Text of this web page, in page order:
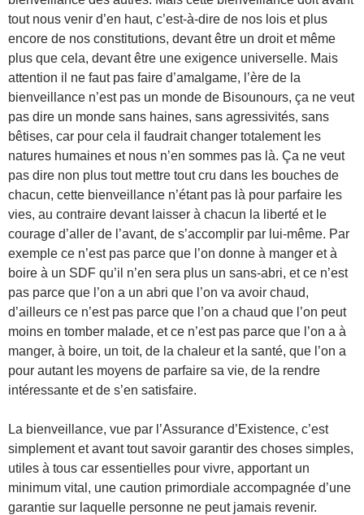
tout nous venir d’en haut, c’est-à-dire de nos lois et plus
encore de nos constitutions, devant être un droit et même
plus que cela, devant être une exigence universelle. Mais
attention il ne faut pas faire d’amalgame, l’ère de la
bienveillance n’est pas un monde de Bisounours, ça ne veut
pas dire un monde sans haines, sans agressivités, sans
bêtises, car pour cela il faudrait changer totalement les
natures humaines et nous n’en sommes pas là. Ça ne veut
pas dire non plus tout mettre tout cru dans les bouches de
chacun, cette bienveillance n’étant pas là pour parfaire les
vies, au contraire devant laisser à chacun la liberté et le
courage d’aller de l’avant, de s’accomplir par lui-même. Par
exemple ce n’est pas parce que l’on donne à manger et à
boire à un SDF qu’il n’en sera plus un sans-abri, et ce n’est
pas parce que l’on a un abri que l’on va avoir chaud,
d’ailleurs ce n’est pas parce que l’on a chaud que l’on peut
moins en tomber malade, et ce n’est pas parce que l’on a à
manger, à boire, un toit, de la chaleur et la santé, que l’on a
pour autant les moyens de parfaire sa vie, de la rendre
intéressante et de s’en satisfaire.
La bienveillance, vue par l’Assurance d’Existence, c’est
simplement et avant tout savoir garantir des choses simples,
utiles à tous car essentielles pour vivre, apportant un
minimum vital, une caution primordiale accompagnée d’une
garantie sur laquelle personne ne peut jamais revenir.